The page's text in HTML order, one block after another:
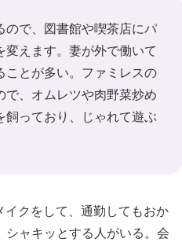
ので、図書館や喫茶店にパ
変えます。妻が外で働いて
ことが多い。ファミレスの
で、オムレツや肉野菜炒め
飼っており、じゃれて遊ぶ
クをして、通勤してもおか
シャキッとする人がいる。会